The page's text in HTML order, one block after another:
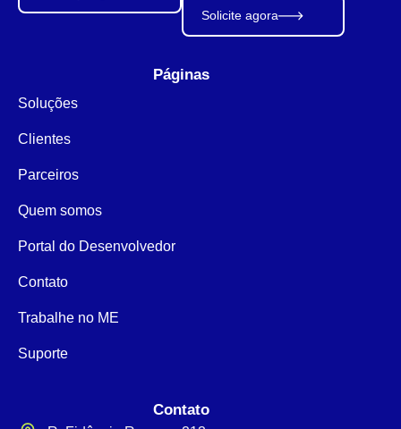
Solicite agora
Páginas
Soluções
Clientes
Parceiros
Quem somos
Portal do Desenvolvedor
Contato
Trabalhe no ME
Suporte
Contato